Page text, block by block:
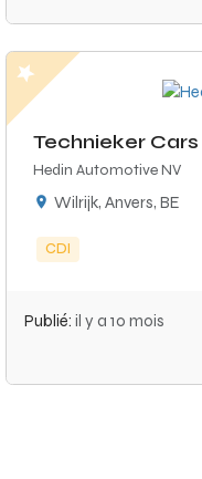
Technieker Cars
Hedin Automotive NV
Wilrijk, Anvers, BE
CDI
Publié: il y a 10 mois